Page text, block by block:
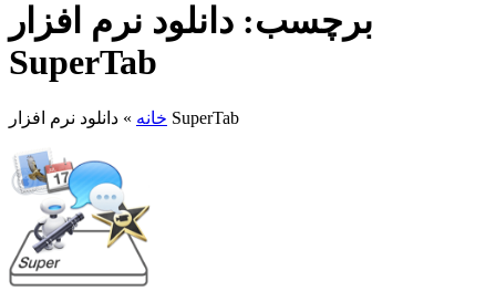
برچسب: دانلود نرم افزار
SuperTab
خانه » دانلود نرم افزار SuperTab